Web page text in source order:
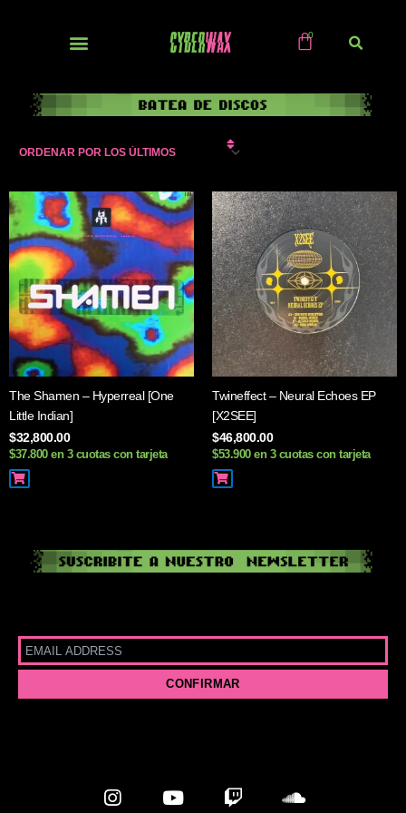
The Shamen – Hyperreal [One
Little Indian]
$32,800.00
$37.800 en 3 cuotas con tarjeta
Twineffect – Neural Echoes EP
[X2SEE]
$46,800.00
$53.900 en 3 cuotas con tarjeta
I
n
Y
o
T
w
S
o